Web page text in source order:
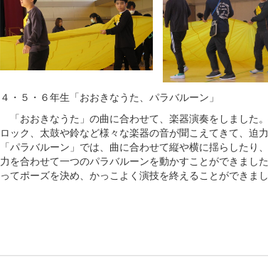
４・５・６年生「おおきなうた、パラバルーン」
「おおきなうた」の曲に合わせて、楽器演奏をしました
ロック、太鼓や鈴など様々な楽器の音が聞こえてきて、迫
「パラバルーン」では、曲に合わせて縦や横に揺らしたり
力を合わせて一つのパラバルーンを動かすことができまし
ってポーズを決め、かっこよく演技を終えることができまし